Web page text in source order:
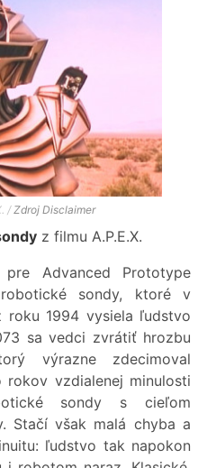
/ Zdroj Disclaimer
z filmu A.P.E.X.
Advanced Prototype
sondy, ktoré v
roku 1994 vysiela ľudstvo
sa vedci zvrátiť hrozbu
výrazne zdecimoval
vzdialenej minulosti
sondy s cieľom
Stačí však malá chyba a
ľudstvo tak napokon